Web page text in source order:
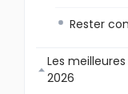
Rester
Les
2026